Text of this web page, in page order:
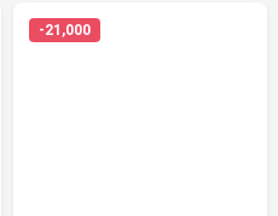
-21,000